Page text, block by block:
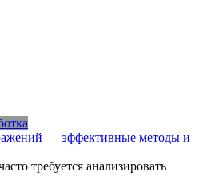
— эффективные методы и
требуется анализировать